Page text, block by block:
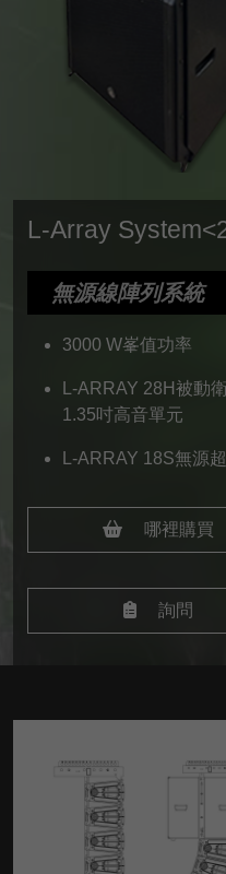
L-Array
無源線陣列系統
3000 W峯值功率
L-ARRAY 28H被動
1.35吋高音單元
L-ARRAY 18S無源
哪裡購買
詢問